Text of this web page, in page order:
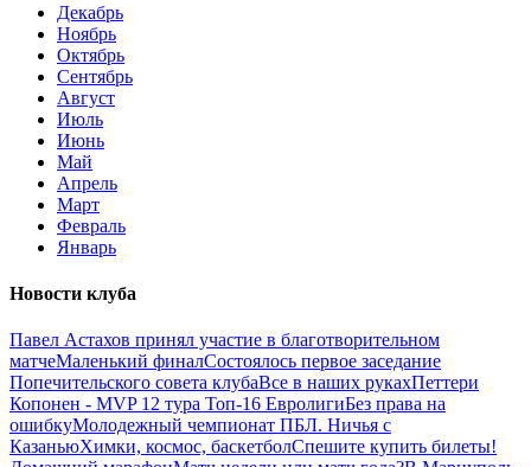
Декабрь
Ноябрь
Октябрь
Сентябрь
Август
Июль
Июнь
Май
Апрель
Март
Февраль
Январь
Новости клуба
Павел Астахов принял участие в благотворительном
матчеМаленький финалСостоялось первое заседание
Попечительского совета клубаВсе в наших рукахПеттери
Копонен - MVP 12 тура Топ-16 ЕвролигиБез права на
ошибкуМолодежный чемпионат ПБЛ. Ничья с
КазаньюХимки, космос, баскетболСпешите купить билеты!